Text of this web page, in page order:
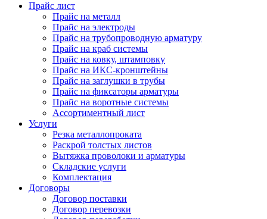
Прайс лист
Прайс на металл
Прайс на электроды
Прайс на трубопроводную арматуру
Прайс на краб системы
Прайс на ковку, штамповку
Прайс на ИКС-кронштейны
Прайс на заглушки в трубы
Прайс на фиксаторы арматуры
Прайс на воротные системы
Ассортиментный лист
Услуги
Резка металлопроката
Раскрой толстых листов
Вытяжка проволоки и арматуры
Складские услуги
Комплектация
Договоры
Договор поставки
Договор перевозки